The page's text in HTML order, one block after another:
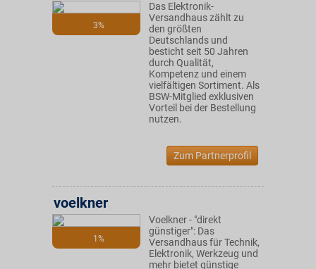
3%
Das Elektronik-
Versandhaus zählt zu
den größten
Deutschlands und
besticht seit 50 Jahren
durch Qualität,
Kompetenz und einem
vielfältigen Sortiment. Als
BSW-Mitglied exklusiven
Vorteil bei der Bestellung
nutzen.
Zum Partnerprofil
1%
voelkner
Voelkner - "direkt
günstiger": Das
Versandhaus für Technik,
Elektronik, Werkzeug und
mehr bietet günstige